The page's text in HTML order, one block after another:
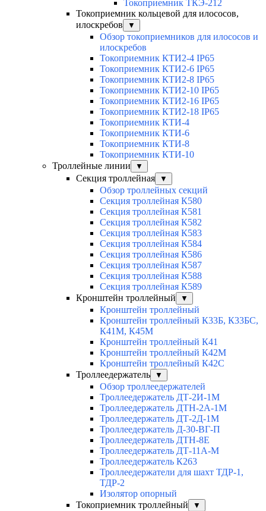
Токоприемник ТКЭ-212
Токоприемник кольцевой для илососов,
илоскребов
▼
Обзор токоприемников для илососов и
илоскребов
Токоприемник КТИ2-4 IP65
Токоприемник КТИ2-6 IP65
Токоприемник КТИ2-8 IP65
Токоприемник КТИ2-10 IP65
Токоприемник КТИ2-16 IP65
Токоприемник КТИ2-18 IP65
Токоприемник КТИ-4
Токоприемник КТИ-6
Токоприемник КТИ-8
Токоприемник КТИ-10
Троллейные линии
▼
Секция троллейная ▼
Обзор троллейных секций
Секция троллейная К580
Секция троллейная К581
Секция троллейная К582
Секция троллейная К583
Секция троллейная К584
Секция троллейная К586
Секция троллейная К587
Секция троллейная К588
Секция троллейная К589
Кронштейн троллейный
▼
Кронштейн троллейный
Кронштейн троллейный К33Б, К33БС,
К41М, К45М
Кронштейн троллейный К41
Кронштейн троллейный К42М
Кронштейн троллейный К42С
Троллеедержатель
▼
Обзор троллеедержателей
Троллеедержатель ДТ-2И-1М
Троллеедержатель ДТН-2А-1М
Троллеедержатель ДТ-2Д-1М
Троллеедержатель Д-30-ВГ-П
Троллеедержатель ДТН-8Е
Троллеедержатель ДТ-11А-М
Троллеедержатель К263
Троллеедержатели для шахт ТДР-1,
ТДР-2
Изолятор опорный
Токоприемник троллейный
▼